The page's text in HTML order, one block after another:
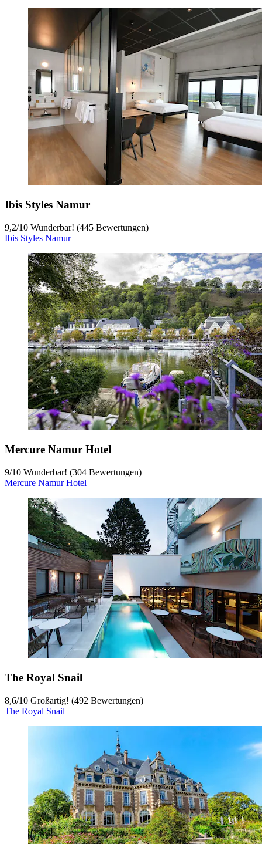
Ibis Styles Namur
9,2/10 Wunderbar! (445 Bewertungen)
Ibis Styles Namur
Mercure Namur Hotel
9/10 Wunderbar! (304 Bewertungen)
Mercure Namur Hotel
The Royal Snail
8,6/10 Großartig! (492 Bewertungen)
The Royal Snail